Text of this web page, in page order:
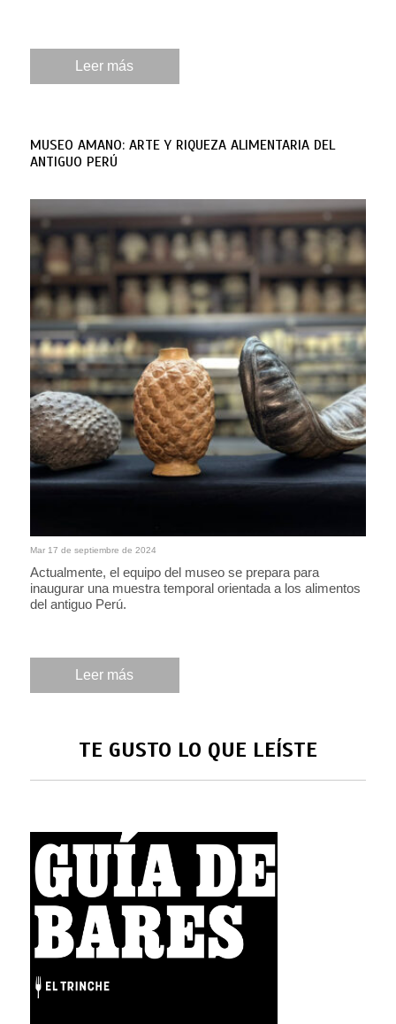
Leer más
MUSEO AMANO: ARTE Y RIQUEZA ALIMENTARIA DEL
ANTIGUO PERÚ
Mar 17 de septiembre de 2024
Actualmente, el equipo del museo se prepara para
inaugurar una muestra temporal orientada a los alimentos
del antiguo Perú.
Leer más
TE GUSTO LO QUE LEÍSTE